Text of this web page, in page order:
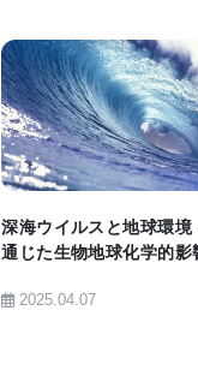
要なエボラ・タン
ボラ・タンパク
どがあるが、河
る。
、インフルエンザ
疾患を防止する
BIOMARKET
深海ウイルスと地球環境
通じた生物地球化学的影
2025.04.07